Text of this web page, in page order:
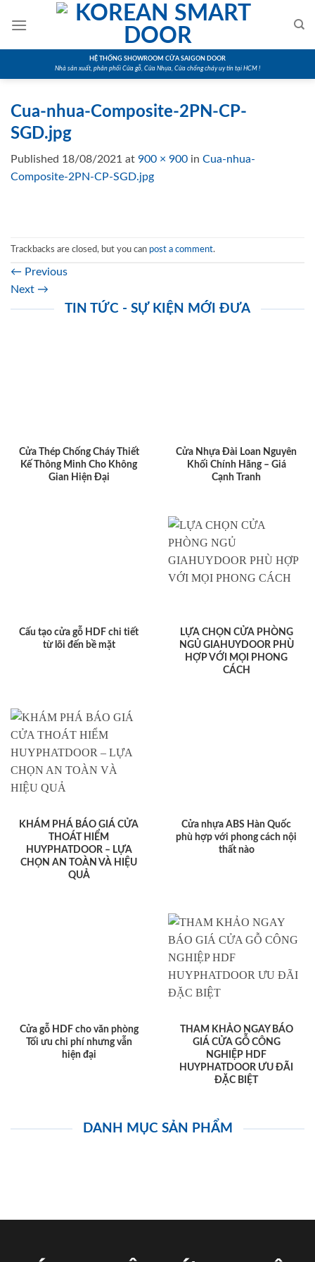
HỆ THỐNG SHOWROOM CỬA SAIGON DOOR
Nhà sản xuất, phân phối Cửa gỗ, Cửa Nhựa, Cửa chống cháy uy tín tại HCM !
Cua-nhua-Composite-2PN-CP-
SGD.jpg
Published 18/08/2021 at 900 × 900 in Cua-nhua-
Composite-2PN-CP-SGD.jpg
Trackbacks are closed, but you can post a comment.
← Previous
Next →
TIN TỨC - SỰ KIỆN MỚI ĐƯA
Cửa Thép Chống Cháy Thiết
Kế Thông Minh Cho Không
Gian Hiện Đại
Cửa Nhựa Đài Loan Nguyên
Khối Chính Hãng – Giá
Cạnh Tranh
Cấu tạo cửa gỗ HDF chi tiết
từ lõi đến bề mặt
LỰA CHỌN CỬA PHÒNG
NGỦ GIAHUYDOOR PHÙ
HỢP VỚI MỌI PHONG
CÁCH
KHÁM PHÁ BÁO GIÁ CỬA
THOÁT HIỂM
HUYPHATDOOR – LỰA
CHỌN AN TOÀN VÀ HIỆU
QUẢ
Cửa nhựa ABS Hàn Quốc
phù hợp với phong cách nội
thất nào
Cửa gỗ HDF cho văn phòng
Tối ưu chi phí nhưng vẫn
hiện đại
THAM KHẢO NGAY BÁO
GIÁ CỬA GỖ CÔNG
NGHIỆP HDF
HUYPHATDOOR ƯU ĐÃI
ĐẶC BIỆT
DANH MỤC SẢN PHẨM